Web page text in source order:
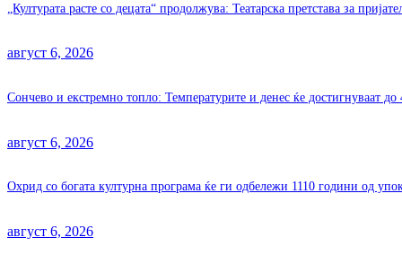
„Културата расте со децата“ продолжува: Театарска претстава за
август 6, 2026
Сончево и екстремно топло: Температурите и денес ќе достигнуваат до
август 6, 2026
Охрид со богата културна програма ќе ги одбележи 1110 години од
август 6, 2026